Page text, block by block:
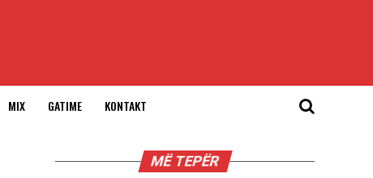
MIX GATIME KONTAKT
MË TEPËR